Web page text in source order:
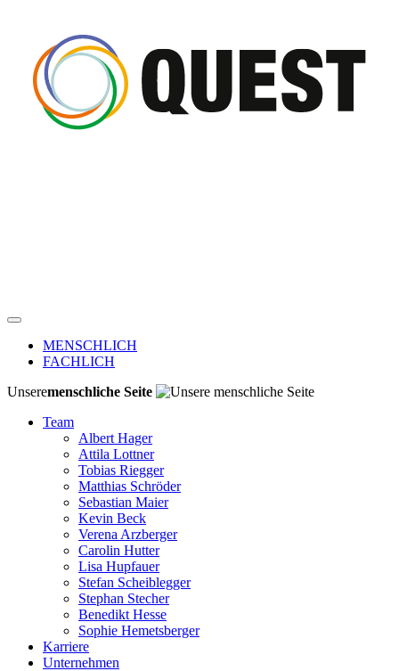
MENSCHLICH
FACHLICH
Unseremenschliche Seite
Team
Albert Hager
Attila Lottner
Tobias Riegger
Matthias Schröder
Sebastian Maier
Kevin Beck
Verena Arzberger
Carolin Hutter
Lisa Hupfauer
Stefan Scheiblegger
Stephan Stecher
Benedikt Hesse
Sophie Hemetsberger
Karriere
Unternehmen